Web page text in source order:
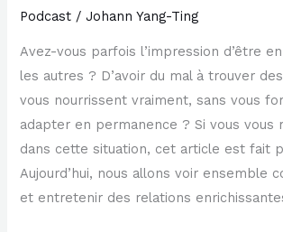
Podcast /Johann Yang-Ting
Avez-vous parfois l’impression d’être
les autres ? D’avoir du mal à trouver
vous nourrissent vraiment, sans vous
adapter en permanence ? Si vous vous
dans cette situation, cet article est fait
Aujourd’hui, nous allons voir ensemble
et entretenir des relations